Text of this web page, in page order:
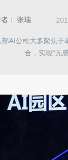
： 张瑞
AI公司大多聚焦
合，实现“无